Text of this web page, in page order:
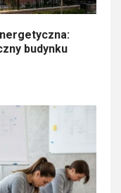
budynku